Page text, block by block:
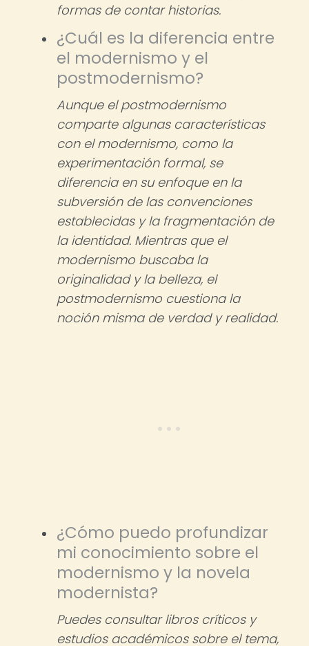
formas de contar historias.
¿Cuál es la diferencia entre
el modernismo y el
postmodernismo?
Aunque el postmodernismo
comparte algunas características
con el modernismo, como la
experimentación formal, se
diferencia en su enfoque en la
subversión de las convenciones
establecidas y la fragmentación de
la identidad. Mientras que el
modernismo buscaba la
originalidad y la belleza, el
postmodernismo cuestiona la
noción misma de verdad y realidad.
¿Cómo puedo profundizar
mi conocimiento sobre el
modernismo y la novela
modernista?
Puedes consultar libros críticos y
estudios académicos sobre el tema,